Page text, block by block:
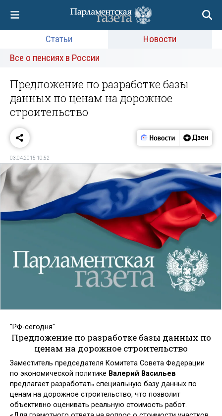
Статьи
Новости
Все о пенсиях в России
Предложение по разработке базы
данных по ценам на дорожное
строительство
03.04.2015 10:52
"РФ-сегодня"
Предложение по разработке базы данных по
ценам на дорожное строительство
Заместитель председателя Комитета Совета Федерации
по экономической политике Валерий Васильев
предлагает разработать специальную базу данных по
ценам на дорожное строительство, что позволит
объективно оценивать реальную стоимость работ.